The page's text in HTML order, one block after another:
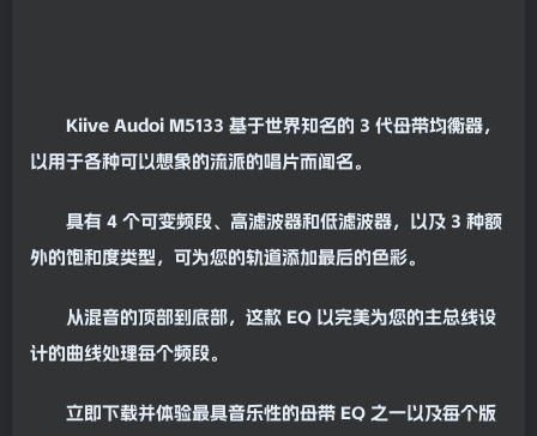
Kiive Audoi M5133 基于世界知名的 3 代母带均衡器，
以用于各种可以想象的流派的唱片而闻名。
具有 4 个可变频段、高滤波器和低滤波器，以及 3 种额
外的饱和度类型，可为您的轨道添加最后的色彩。
从混音的顶部到底部，这款 EQ 以完美为您的主总线设
计的曲线处理每个频段。
立即下载并体验最具音乐性的母带 EQ 之一以及每个版